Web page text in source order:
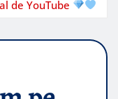
de YouTube